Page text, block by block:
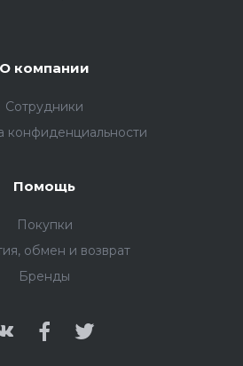
О компании
Сотрудники
конфиденциальности
Помощь
Покупки
обмен и возврат
Бренды